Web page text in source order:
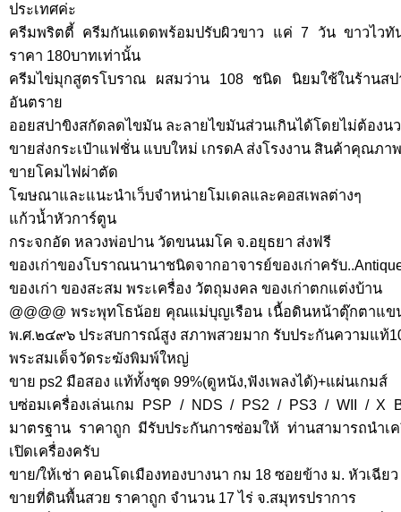
ประเทศค่ะ
ครีมพริตตี้ ครีมกันแดดพร้อมปรับผิวขาว แค่ 7 วัน ขาวไวทั
ราคา 180บาทเท่านั้น
ครีมไข่มุกสูตรโบราณ ผสมว่าน 108 ชนิด นิยมใช้ในร้านสป
อันตราย
ออยสปาขิงสกัดลดไขมัน ละลายไขมันส่วนเกินได้โดยไม่ต้องนว
ขายส่งกระเป๋าแฟชั่น แบบใหม่ เกรดA ส่งโรงงาน สินค้าคุณภา
ขายโคมไฟผ่าตัด
โฆษณาและแนะนำเว็บจำหน่ายโมเดลและคอสเพลต่างๆ
แก้วน้ำหัวการ์ตูน
กระจกอัด หลวงพ่อปาน วัดขนนมโค จ.อยุธยา ส่งฟรี
ของเก่าของโบราณนานาชนิดจากอาจารย์ของเก่าครับ
ของเก่า ของสะสม พระเครื่อง วัตถุมงคล ของเก่าตกแต่งบ้าน
@@@@ พระพุทโธน้อย คุณแม่บุญเรือน เนื้อดินหน้าตุ๊กตาแ
พ.ศ.๒๔๙๖ ประสบการณ์สูง สภาพสวยมาก รับประกันความแท้
พระสมเด็จวัดระฆังพิมพ์ใหญ่
ขาย ps2 มือสอง แท้ทั้งชุด 99%(ดูหนัง,ฟังเพลงได้)+แผ่นเกมส์
บซ่อมเครื่องเล่นเกม PSP / NDS / PS2 / PS3 / WII / X
มาตรฐาน ราคาถูก มีรับประกันการซ่อมให้ ท่านสามารถนำเ
เปิดเครื่องครับ
ขาย/ให้เช่า คอนโดเมืองทองบางนา กม 18 ซอยข้าง ม. หัวเฉียว
ขายที่ดินพื้นสวย ราคาถูก จำนวน 17 ไร่ จ.สมุทรปราการ